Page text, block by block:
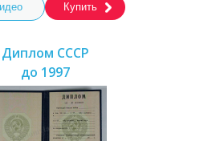
Купить
Диплом СССР
до 1997